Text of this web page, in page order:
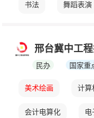
书法 舞蹈表演
邢台冀中工
民办 国家重
美术绘画 计算
会计电算化 电